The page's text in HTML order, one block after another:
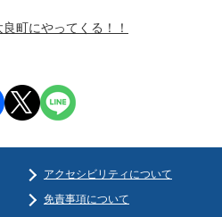
町にやってくる！！
アクセシビリティについて
免責事項について